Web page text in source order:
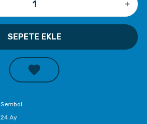
SEPETE EKLE
Sembol
24 Ay